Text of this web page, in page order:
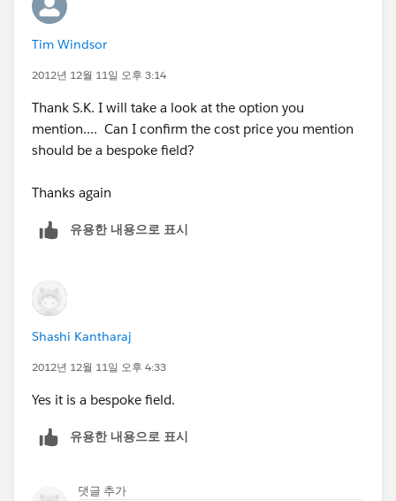
Tim Windsor
2012년 12월 11일 오후 3:14
Thank S.K. I will take a look at the option you
mention.... Can I confirm the cost price you mention
should be a bespoke field?
Thanks again
유용한 내용으로 표시
Shashi Kantharaj
2012년 12월 11일 오후 4:33
Yes it is a bespoke field.
유용한 내용으로 표시
댓글 추가